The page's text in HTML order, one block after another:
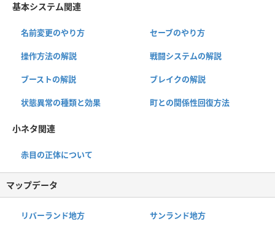
基本システム関連
名前変更のやり方 セーブのやり方
操作方法の解説 戦闘システムの解説
ブーストの解説 ブレイクの解説
状態異常の種類と効果 町との関係性回復方法
小ネタ関連
赤目の正体について
マップデータ
リバーランド地方 サンランド地方